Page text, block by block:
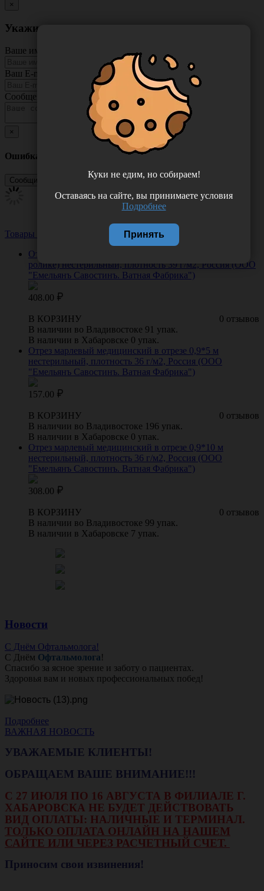
×
Укажите неточность в описании товара
Ваше имя
Ваш E-mail
Сообщение
×
Ошибка
Товары из этой категории
Посмотреть все
Отрез марлевый медицинский в отрезе 0,9*10 м (в
ролике) нестерильный, плотность 39 г/м2, Россия (ООО
"Емельянъ Савостинъ. Ватная Фабрика")
408.00
0 отзывов
В КОРЗИНУ
В наличии во Владивостоке 91 упак.
В наличии в Хабаровске 0 упак.
Отрез марлевый медицинский в отрезе 0,9*5 м
нестерильный, плотность 36 г/м2, Россия (ООО
"Емельянъ Савостинъ. Ватная Фабрика")
157.00
0 отзывов
В КОРЗИНУ
В наличии во Владивостоке 196 упак.
В наличии в Хабаровске 0 упак.
Отрез марлевый медицинский в отрезе 0,9*10 м
нестерильный, плотность 36 г/м2, Россия (ООО
"Емельянъ Савостинъ. Ватная Фабрика")
308.00
0 отзывов
В КОРЗИНУ
В наличии во Владивостоке 99 упак.
В наличии в Хабаровске 7 упак.
Новости
С Днём Офтальмолога!
С Днём Офтальмолога!
Спасибо за ясное зрение и заботу о пациентах.
Здоровья вам и новых профессиональных побед!
Подробнее
ВАЖНАЯ НОВОСТЬ
УВАЖАЕМЫЕ КЛИЕНТЫ!
ОБРАЩАЕМ ВАШЕ ВНИМАНИЕ!!!
С 27 ИЮЛЯ ПО 16 АВГУСТА В ФИЛИАЛЕ Г.
ХАБАРОВСКА НЕ БУДЕТ ДЕЙСТВОВАТЬ
ВИД ОПЛАТЫ: НАЛИЧНЫЕ И ТЕРМИНАЛ.
ТОЛЬКО ОПЛАТА ОНЛАЙН НА НАШЕМ
САЙТЕ ИЛИ ЧЕРЕЗ РАСЧЕТНЫЙ СЧЕТ.
Приносим свои извинения!
Куки не едим, но собираем!
Оставаясь на сайте, вы принимаете условия
Подробнее
Принять